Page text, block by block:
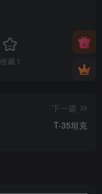
收藏 1
下一篇
T-35坦克